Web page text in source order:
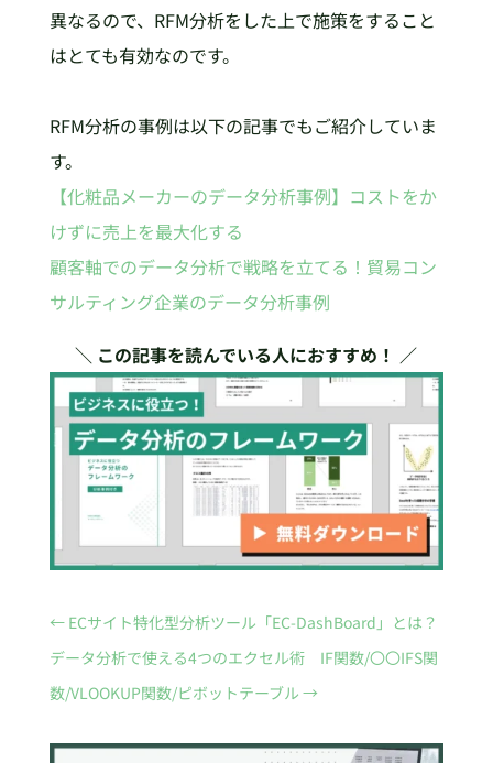
異なるので、RFM分析をした上で施策をすること
はとても有効なのです。
RFM分析の事例は以下の記事でもご紹介していま
す。
【化粧品メーカーのデータ分析事例】コストをか
けずに売上を最大化する
顧客軸でのデータ分析で戦略を立てる！貿易コン
サルティング企業のデータ分析事例
＼ この記事を読んでいる人におすすめ！ ／
← ECサイト特化型分析ツール「EC-DashBoard」とは？
データ分析で使える4つのエクセル術 IF関数/〇〇IFS関
数/VLOOKUP関数/ピボットテーブル →